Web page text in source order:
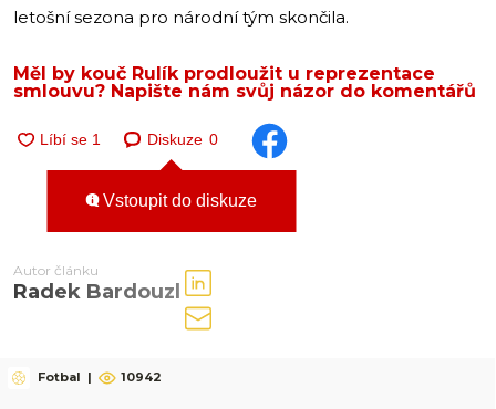
letošní sezona pro národní tým skončila.
Měl by kouč Rulík prodloužit u reprezentace
smlouvu? Napište nám svůj názor do komentářů
Diskuze 0
Vstoupit do diskuze
Autor článku
Radek Bardouzl
Fotbal | 10942